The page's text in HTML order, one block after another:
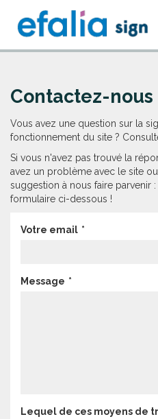
Contactez-nous
Vous avez une question sur la
fonctionnement du site ?
Si vous n'avez pas trouvé la
avez un problème avec le site
suggestion à nous faire parvenir
formulaire ci-dessous !
Votre email
Message
Lequel de ces moyens de